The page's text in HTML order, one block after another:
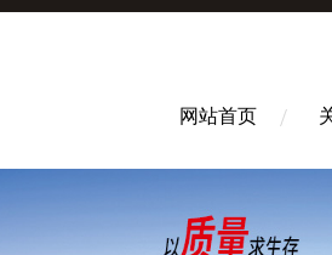
网站首页